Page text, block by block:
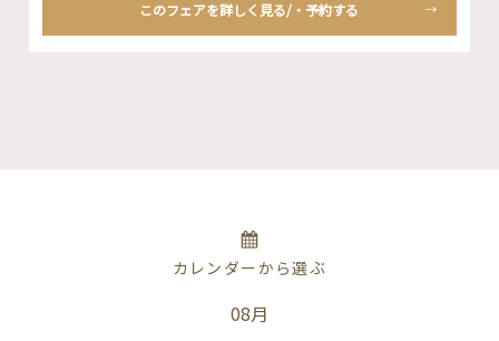
このフェアを詳しく見る/・予約する
カレンダーから選ぶ
08月